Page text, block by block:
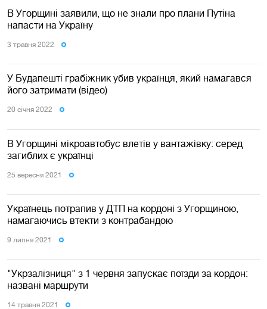
В Угорщині заявили, що не знали про плани Путіна
напасти на Україну
3 травня 2022
У Будапешті грабіжник убив українця, який намагався
його затримати (відео)
20 сiчня 2022
В Угорщині мікроавтобус влетів у вантажівку: серед
загиблих є українці
25 вересня 2021
Українець потрапив у ДТП на кордоні з Угорщиною,
намагаючись втекти з контрабандою
9 липня 2021
"Укрзалізниця" з 1 червня запускає поїзди за кордон:
названі маршрути
14 травня 2021